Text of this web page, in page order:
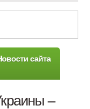
сайта
–